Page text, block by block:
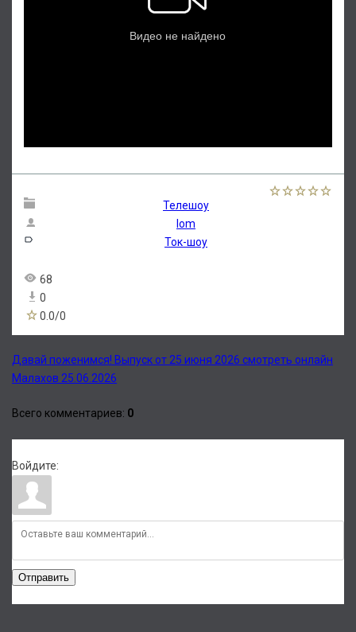
Телешоу
lom
Ток-шоу
68
0
0.0/0
Давай поженимся! Выпуск от 25 июня 2026 смотреть онлайн
Малахов 25.06.2026
Всего комментариев: 0
Войдите:
Отправить